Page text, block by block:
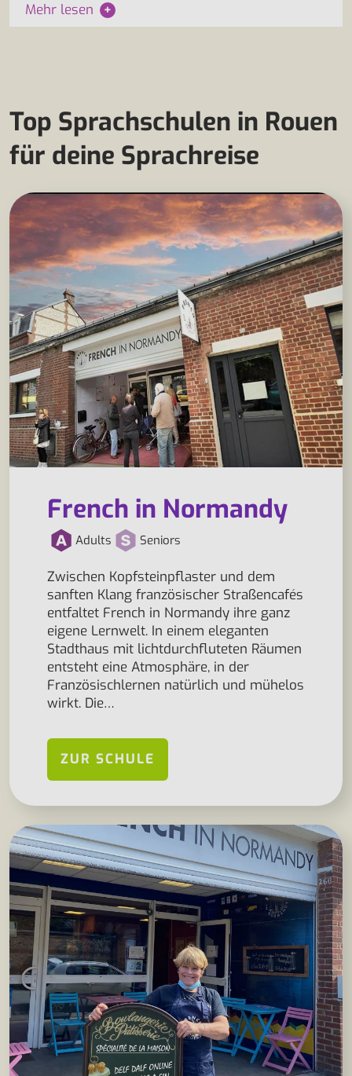
Mehr lesen +
Top Sprachschulen in Rouen
für deine Sprachreise
French in Normandy
Adults Seniors
Zwischen Kopfsteinpflaster und dem
sanften Klang französischer Straßencafés
entfaltet French in Normandy ihre ganz
eigene Lernwelt. In einem eleganten
Stadthaus mit lichtdurchfluteten Räumen
entsteht eine Atmosphäre, in der
Französischlernen natürlich und mühelos
wirkt. Die…
ZUR SCHULE